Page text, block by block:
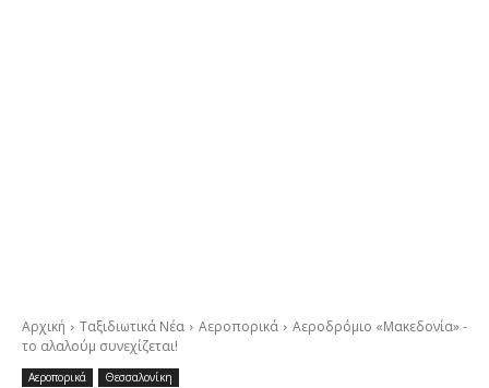
Αρχική Ταξιδιωτικά Νέα Αεροπορικά
Αεροδρόμιο «Μακεδονία» -
το αλαλούμ συνεχίζεται!
Αεροπορικά Θεσσαλονίκη